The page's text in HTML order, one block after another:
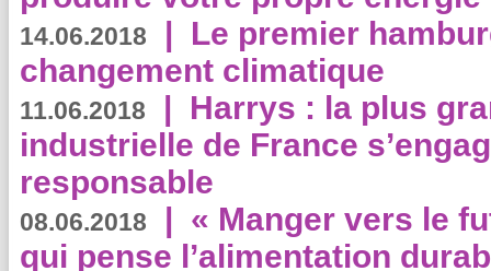
14.06.2018 | Le premier
changement climatique
11.06.2018 | Harrys : la plus
industrielle de France
responsable
08.06.2018 | « Manger vers le
qui pense l’alimentation